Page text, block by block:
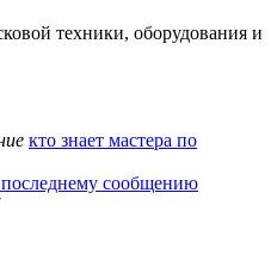
техники, оборудования и
кто знает мастера по
сообщению